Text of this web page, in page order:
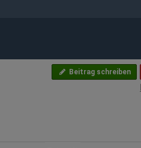
Beitrag schreiben